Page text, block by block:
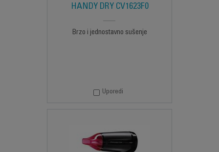
HANDY DRY CV1623F0
Brzo i jednostavno sušenje
Uporedi